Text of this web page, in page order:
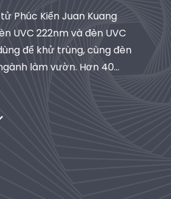
Phúc Kiến Juan Kuang
UVC 222nm và đèn UVC
để khử trùng, cùng đèn
làm vườn. Hơn 40
các giải pháp do R&D